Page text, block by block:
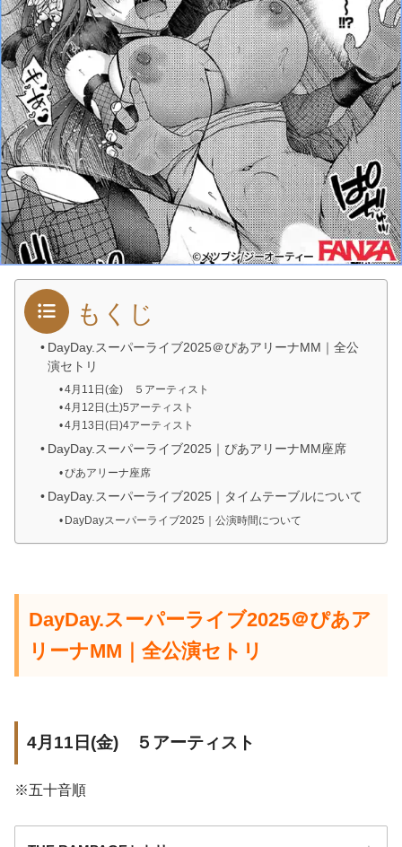
もくじ
DayDay.スーパーライブ2025＠ぴあアリーナMM｜全公
演セトリ
4月11日(金) ５アーティスト
4月12日(土)5アーティスト
4月13日(日)4アーティスト
DayDay.スーパーライブ2025｜ぴあアリーナMM座席
ぴあアリーナ座席
DayDay.スーパーライブ2025｜タイムテーブルについて
DayDayスーパーライブ2025｜公演時間について
DayDay.スーパーライブ2025＠ぴあア
リーナMM｜全公演セトリ
4月11日(金) ５アーティスト
※五十音順